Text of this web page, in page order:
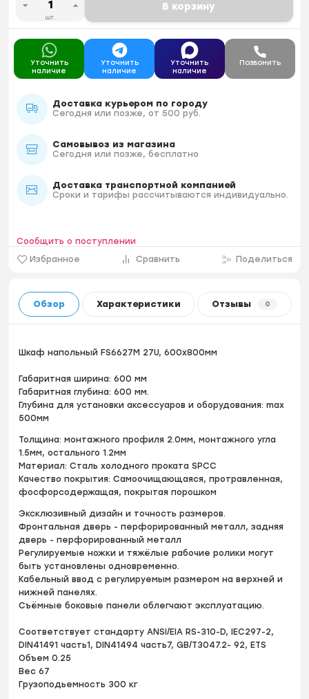
шт.
В корзину
Уточнить
наличие
Уточнить
наличие
Уточнить
наличие
Позвонить
Доставка курьером по городу
Сегодня или позже, от 500 руб.
Самовывоз из магазина
Сегодня или позже, бесплатно
Доставка транспортной компанией
Сроки и тарифы рассчитываются индивидуально.
Избранное Сравнить Поделиться
Сообщить о поступлении
Обзор Характеристики Отзывы 0
Шкаф напольный FS6627M 27U, 600х800мм
Габаритная ширина: 600 мм
Габаритная глубина: 600 мм.
Глубина для установки аксессуаров и оборудования: max
500мм
Толщина: монтажного профиля 2.0мм, монтажного угла
1.5мм, остального 1.2мм
Материал: Сталь холодного проката SPCC
Качество покрытия: Самоочищающаяся, протравленная,
фосфорсодержащая, покрытая порошком
Эксклюзивный дизайн и точность размеров.
Фронтальная дверь - перфорированный металл, задняя
дверь - перфорированный металл
Регулируемые ножки и тяжёлые рабочие ролики могут
быть установлены одновременно.
Кабельный ввод с регулируемым размером на верхней и
нижней панелях.
Съёмные боковые панели облегчают эксплуатацию.
Соответствует стандарту ANSI/EIA RS-310-D, IEC297-2,
DIN41491 часть1, DIN41494 часть7, GB/T3047.2- 92, ETS
Объем 0.25
Вес 67
Грузоподьемность 300 кг